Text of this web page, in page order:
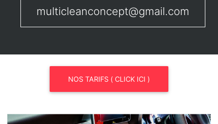
multicleanconcept@gmail.com
NOS TARIFS ( CLICK ICI )